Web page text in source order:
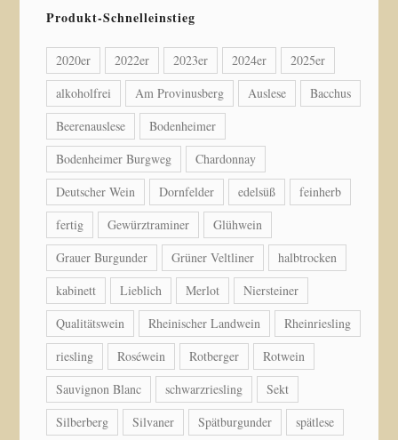
Produkt-Schnelleinstieg
2020er 2022er 2023er 2024er
2025er
alkoholfrei
Am Provinusberg Auslese
Bacchus
Beerenauslese
Bodenheimer
Bodenheimer Burgweg
Chardonnay
Deutscher Wein
Dornfelder edelsüß
feinherb
fertig
Gewürztraminer
Glühwein
Grauer Burgunder
Grüner Veltliner
halbtrocken
kabinett
Lieblich Merlot
Niersteiner
Qualitätswein
Rheinischer Landwein
Rheinriesling
riesling
Roséwein Rotberger
Rotwein
Sauvignon Blanc
schwarzriesling
Sekt
Silberberg
Silvaner Spätburgunder
spätlese